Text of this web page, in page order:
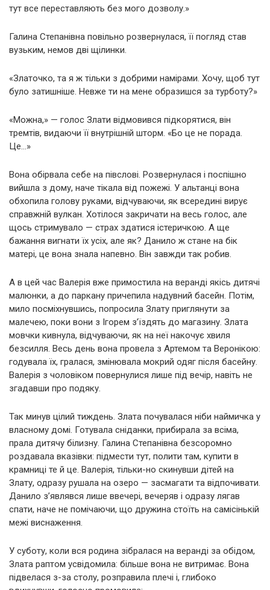
тут все переставляють без мого дозволу.»
Галина Степанівна повільно розвернулася, її погляд став
вузьким, немов дві щілинки.
«Златочко, та я ж тільки з добрими намірами. Хочу, щоб тут
було затишніше. Невже ти на мене образишся за турботу?»
«Можна,» — голос Злати відмовився підкорятися, він
тремтів, видаючи її внутрішній шторм. «Бо це не порада.
Це…»
Вона обірвала себе на півслові. Розвернулася і поспішно
вийшла з дому, наче тікала від пожежі. У альтанці вона
обхопила голову руками, відчуваючи, як всередині вирує
справжній вулкан. Хотілося закричати на весь голос, але
щось стримувало — страх здатися істеричкою. А ще
бажання вигнати їх усіх, але як? Данило ж стане на бік
матері, це вона знала напевно. Він завжди так робив.
А в цей час Валерія вже примостила на веранді якісь дитячі
малюнки, а до паркану причепила надувний басейн. Потім,
мило посміхнувшись, попросила Злату приглянути за
малечею, поки вони з Ігорем з’їздять до магазину. Злата
мовчки кивнула, відчуваючи, як на неї накочує хвиля
безсилля. Весь день вона провела з Артемом та Веронікою:
годувала їх, гралася, змінювала мокрий одяг після басейну.
Валерія з чоловіком повернулися лише під вечір, навіть не
згадавши про подяку.
Так минув цілий тиждень. Злата почувалася ніби наймичка у
власному домі. Готувала сніданки, прибирала за всіма,
прала дитячу білизну. Галина Степанівна безсоромно
роздавала вказівки: підмести тут, полити там, купити в
крамниці те й це. Валерія, тільки-но скинувши дітей на
Злату, одразу рушала на озеро — засмагати та відпочивати.
Данило з’являвся лише ввечері, вечеряв і одразу лягав
спати, наче не помічаючи, що дружина стоїть на самісінькій
межі виснаження.
У суботу, коли вся родина зібралася на веранді за обідом,
Злата раптом усвідомила: більше вона не витримає. Вона
підвелася з-за столу, розправила плечі і, глибоко